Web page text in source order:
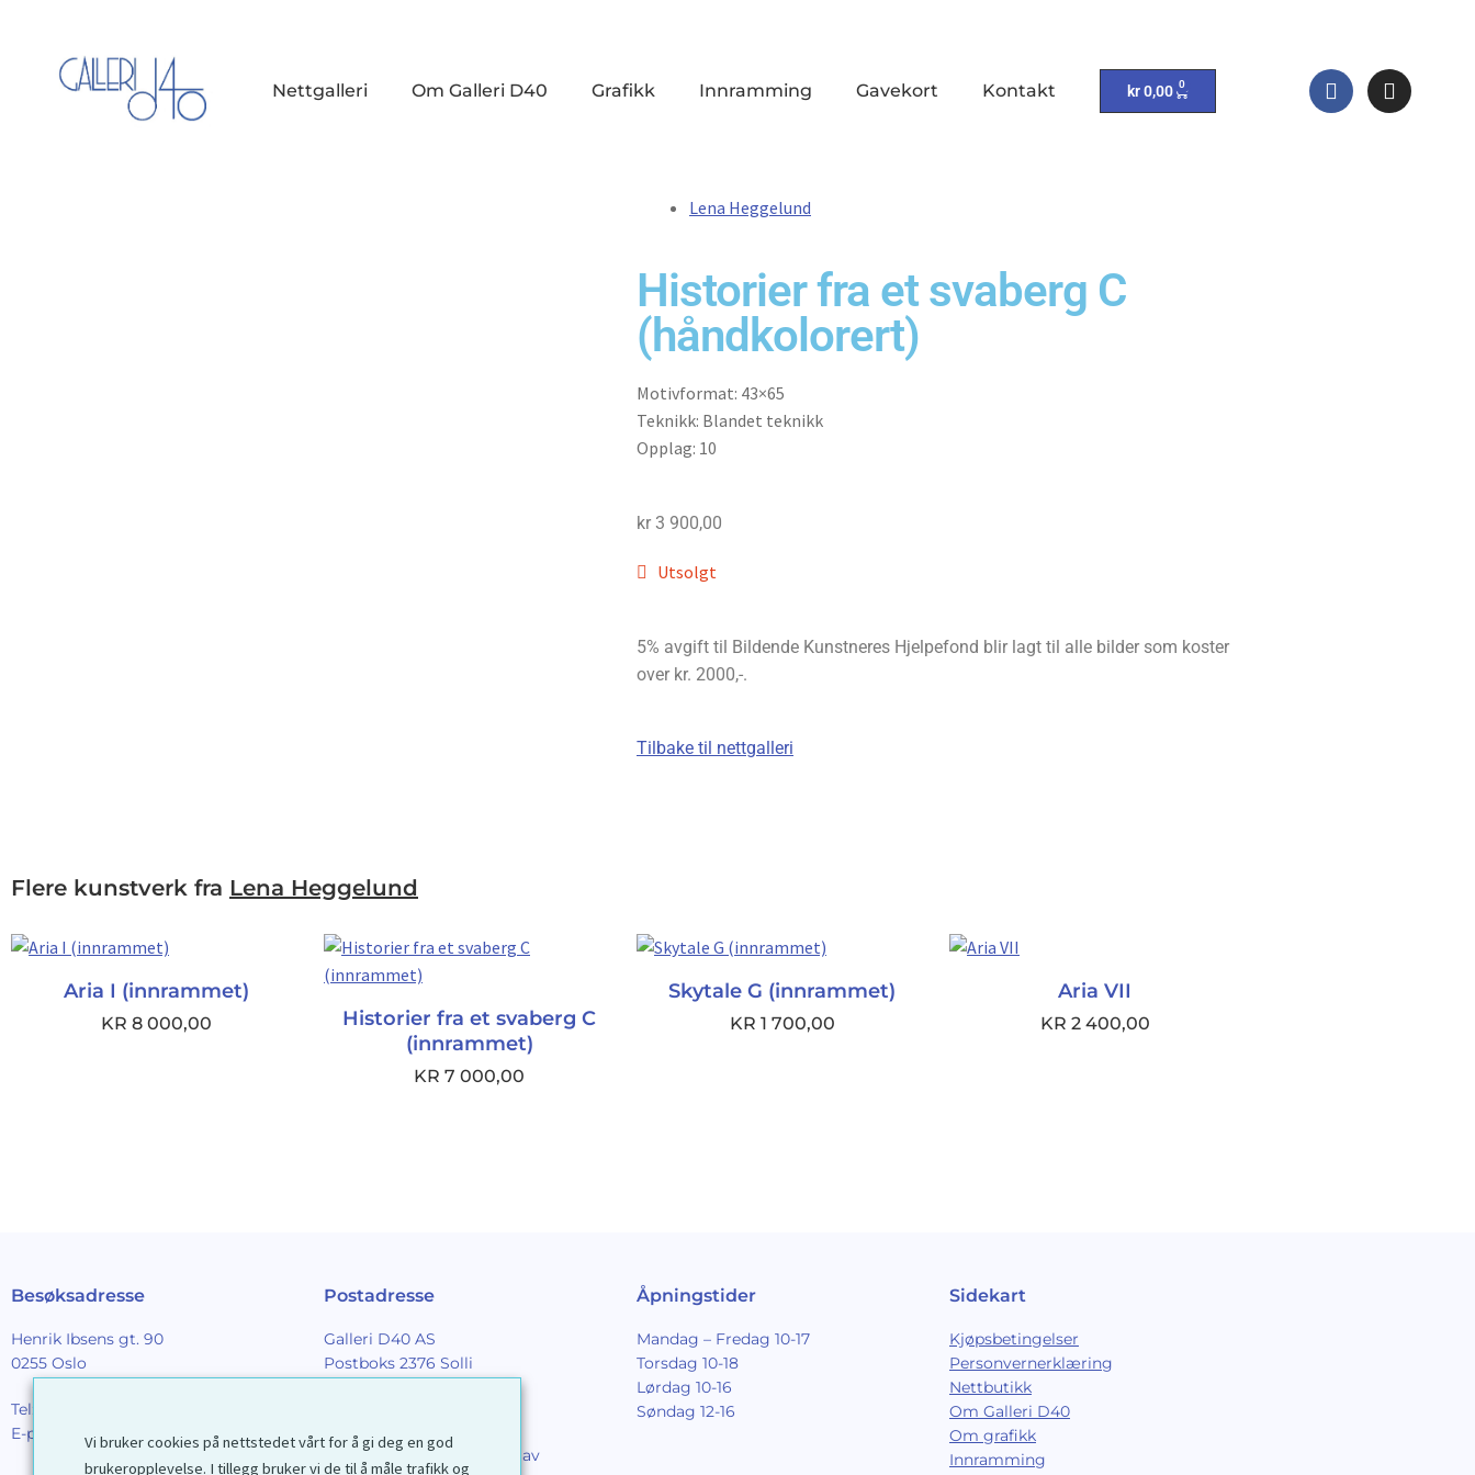
Nettgalleri Om Galleri D40 Grafikk Innramming Gavekort Kontakt kr0,00 0
Lena Heggelund
Historier fra et svaberg C
(håndkolorert)
Motivformat: 43×65
Teknikk: Blandet teknikk
Opplag: 10
kr 3 900,00
Utsolgt
5% avgift til Bildende Kunstneres Hjelpefond blir lagt til alle bilder som koster
over kr. 2000,-.
Tilbake til nettgalleri
Flere kunstverk fra Lena Heggelund
Aria I (innrammet)
KR 8 000,00
Historier fra et svaberg C
(innrammet)
KR 7 000,00
Skytale G (innrammet)
KR 1 700,00
Aria VII
KR 2 400,00
Besøksadresse
Henrik Ibsens gt. 90
0255 Oslo
Tel:
E-post:
galleri@d40.no
Postadresse
Galleri D40 AS
Postboks 2376 Solli
Mobilnummer til sporing av
Åpningstider
Mandag – Fredag 10-17
Torsdag 10-18
Lørdag 10-16
Søndag 12-16
Sidekart
Kjøpsbetingelser
Personvernerklæring
Nettbutikk
Om Galleri D40
Om grafikk
Innramming
Vi bruker cookies på nettstedet vårt for å gi deg en god
brukeropplevelse. I tillegg bruker vi de til å måle trafikk og